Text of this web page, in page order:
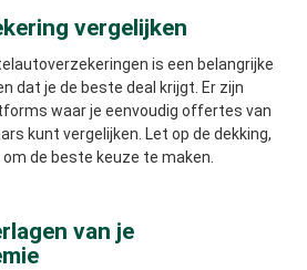
vergelijken
is een belangrijke
dat je de beste deal krijgt. Er zijn
waar je eenvoudig offertes van
kunt vergelijken. Let op de dekking,
de beste keuze te maken.
van je